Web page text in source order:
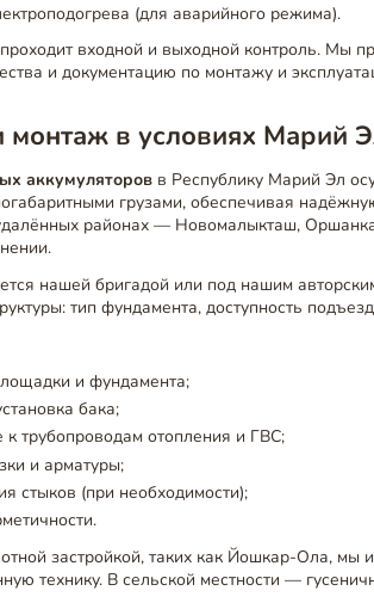
(для аварийного режима).
входной и выходной контроль. Мы
и документацию по монтажу и
монтаж в условиях Марий
аккумуляторов в Республику Марий Эл
грузами, обеспечивая
районах — Новомалыкташ,
нашей бригадой или под нашим
тип фундамента, доступность
и фундамента;
бака;
к трубопроводам отопления и ГВС;
и арматуры;
стыков (при необходимости);
застройкой, таких как Йошкар-Ола, мы
технику. В сельской местности —